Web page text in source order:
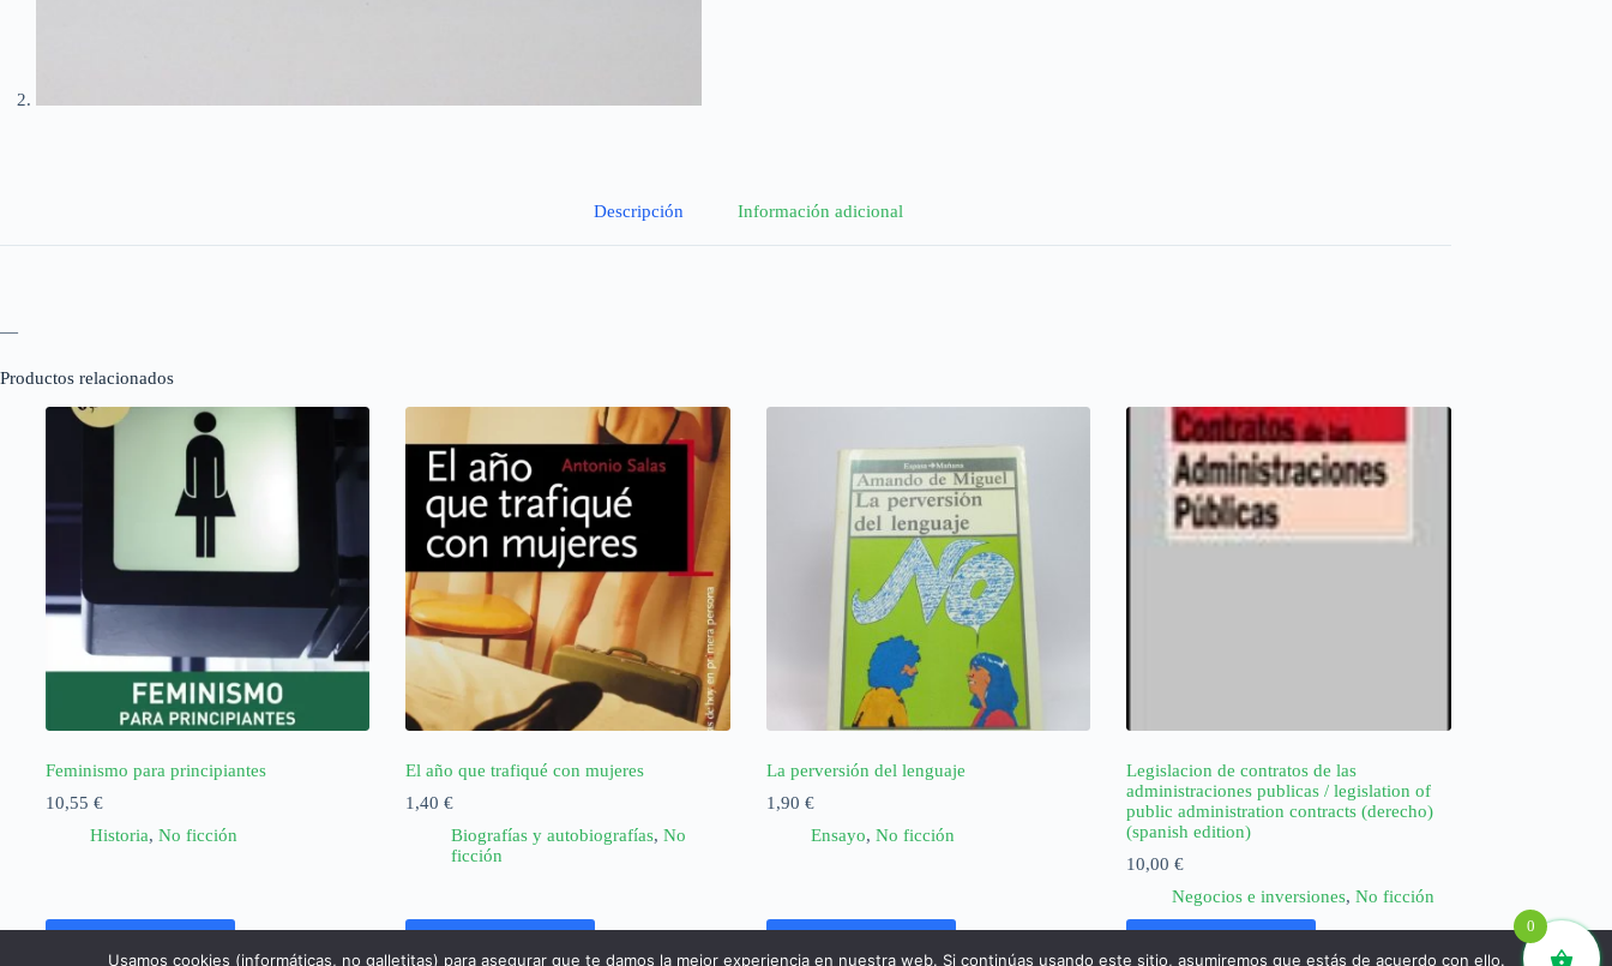
Descripción Información adicional
—
Productos relacionados
Feminismo para principiantes
10,55 €
Historia, No ficción
El año que trafiqué con mujeres
1,40€
Biografías y autobiografías, No
ficción
La perversión del lenguaje
1,90 €
Ensayo,No ficción
Legislacion de contratos de las
administraciones publicas / legislation of
public administration contracts (derecho)
(spanish edition)
10,00€
Negocios e inversiones, No ficción
0
Usamos cookies (informáticas, no galletitas) para asegurar que te damos la mejor experiencia en nuestra web. Si continúas usando este sitio, asumiremos que estás de acuerdo con ello.